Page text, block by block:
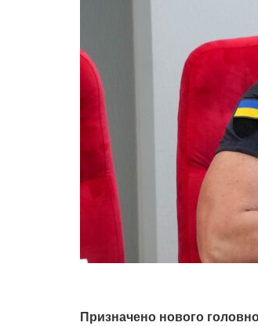
Призначено нового